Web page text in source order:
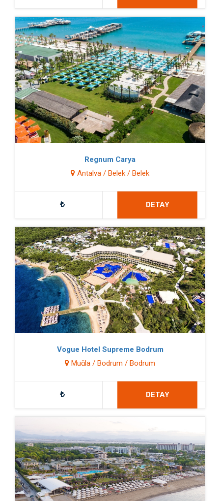
Regnum Carya
Antalya / Belek / Belek
DETAY
Vogue Hotel Supreme Bodrum
Muğla / Bodrum / Bodrum
DETAY